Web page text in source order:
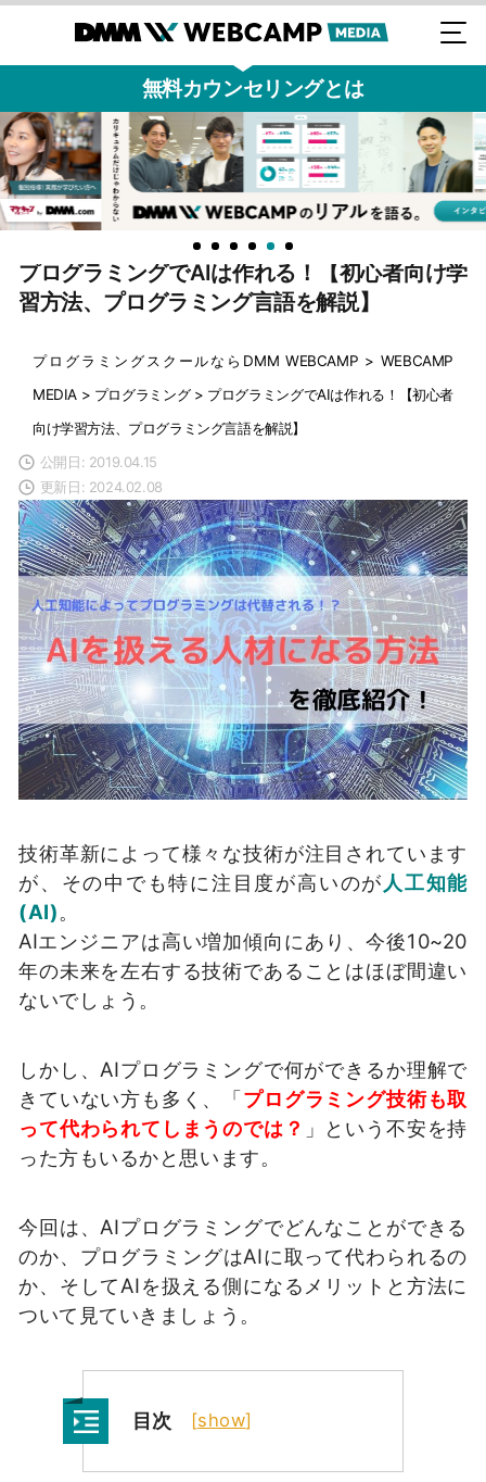
無料カウンセリングとは
プログラミングでAIは作れる！【初心者向け学
習方法、プログラミング言語を解説】
プログラミングスクールならDMM WEBCAMP > WEBCAMP
MEDIA > プログラミング> プログラミングでAIは作れる！【初心者
向け学習方法、プログラミング言語を解説】
公開日: 2019.04.15
更新日: 2024.02.08
技術革新によって様々な技術が注目されています
が、その中でも特に注目度が高いのが人工知能
(AI)。
AIエンジニアは高い増加傾向にあり、今後10~20
年の未来を左右する技術であることはほぼ間違い
ないでしょう。
しかし、AIプログラミングで何ができるか理解で
きていない方も多く、「プログラミング技術も取
って代わられてしまうのでは？ 」という不安を持
った方もいるかと思います。
今回は、AIプログラミングでどんなことができる
のか、プログラミングはAIに取って代わられるの
か、そしてAIを扱える側になるメリットと方法に
ついて見ていきましょう。
目次 [show]